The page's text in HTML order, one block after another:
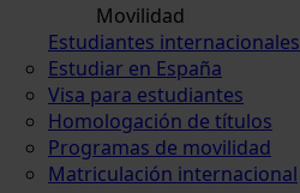
Movilidad
Estudiantes internacionales
Estudiar en España
Visa para estudiantes
Homologación de títulos
Programas de movilidad
Matriculación internacional